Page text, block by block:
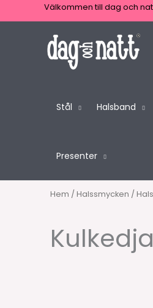
till
Välkommen till dag och
Stål Halsband
Presenter
Hem /Halssmycken /